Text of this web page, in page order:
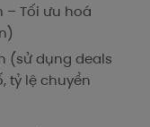
– Tối ưu hoá
(sử dụng deals
tỷ lệ chuyển